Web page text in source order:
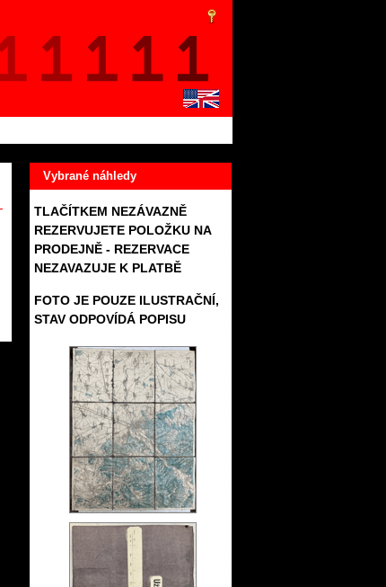
Vybrané náhledy
TLAČÍTKEM NEZÁVAZNĚ
REZERVUJETE POLOŽKU NA
PRODEJNĚ - REZERVACE
NEZAVAZUJE K PLATBĚ
FOTO JE POUZE ILUSTRAČNÍ,
STAV ODPOVÍDÁ POPISU